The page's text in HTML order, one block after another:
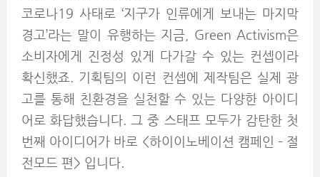
코로나19 사태로 ‘지구가 인류에게 보내는 마지막
경고’라는 말이 유행하는 지금, Green Activism은
소비자에게 진정성 있게 다가갈 수 있는 컨셉이라
확신했죠. 기획팀의 이런 컨셉에 제작팀은 실제 광
고를 통해 친환경을 실천할 수 있는 다양한 아이디
어로 화답했습니다. 그 중 스태프 모두가 감탄한 첫
번째 아이디어가 바로 <하이이노베이션 캠페인 – 절
전모드 편> 입니다.